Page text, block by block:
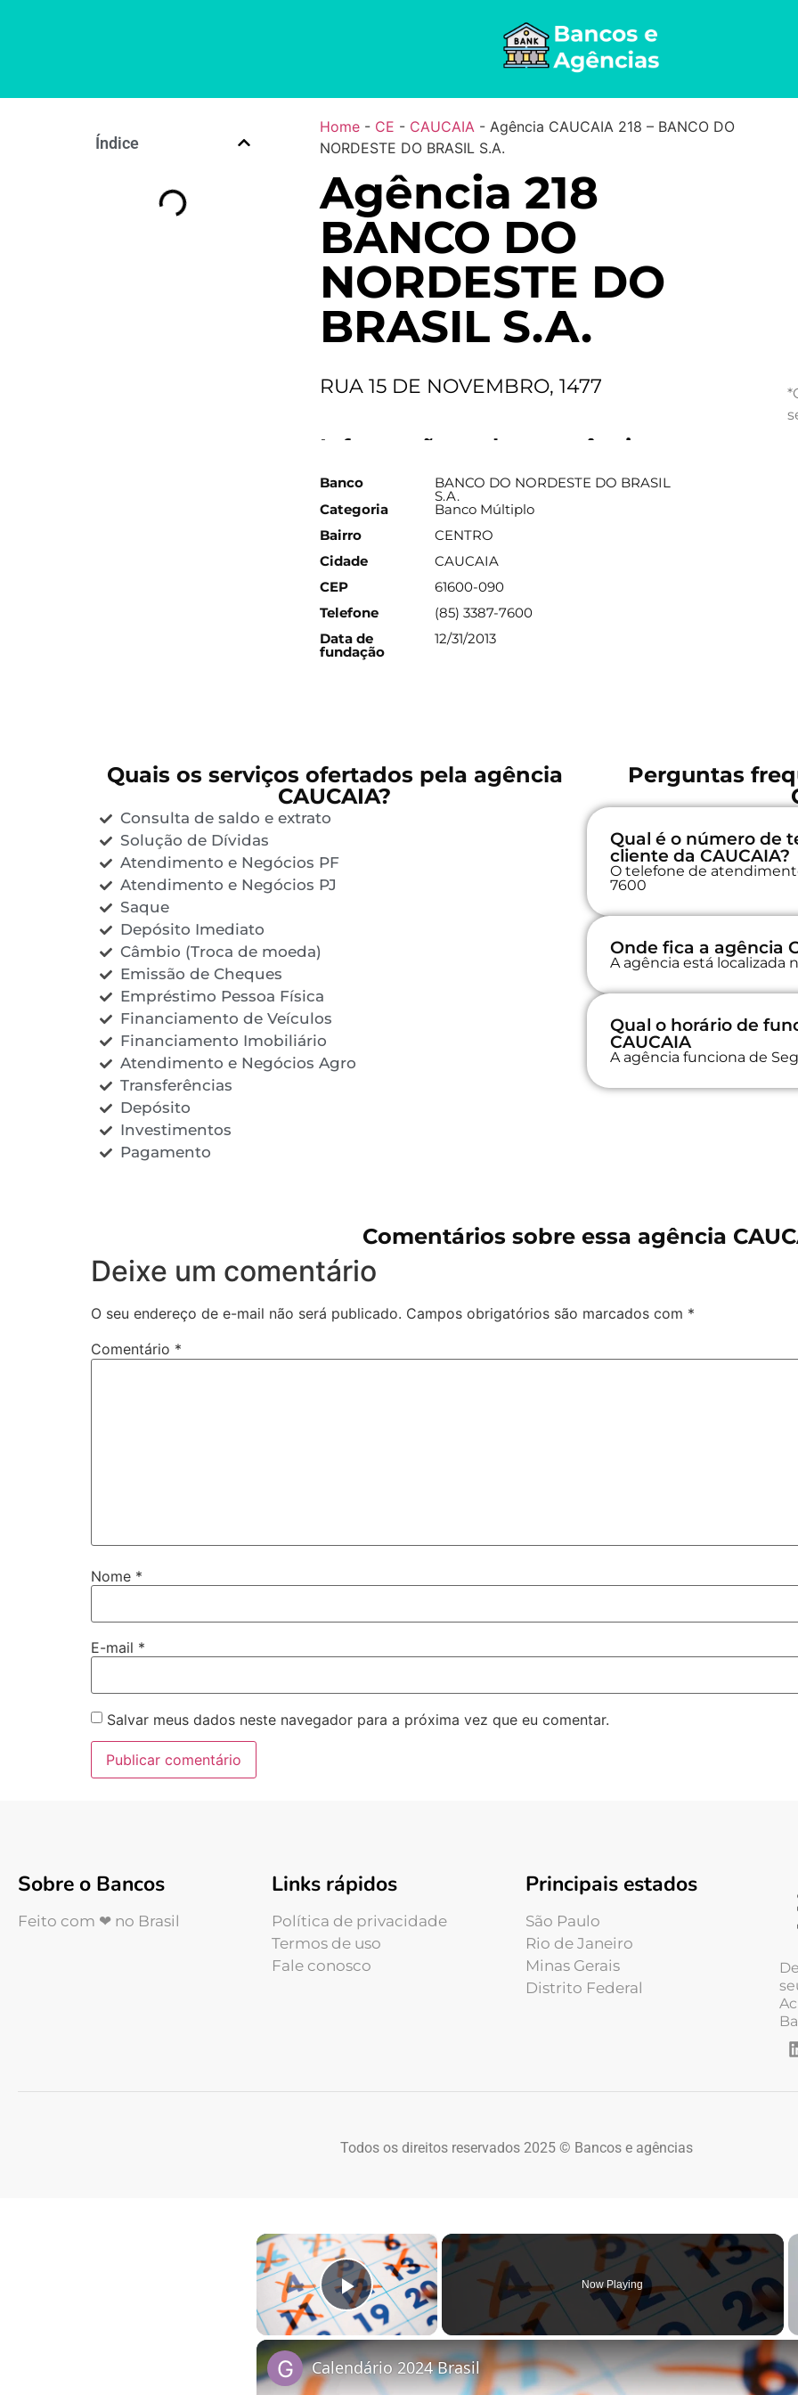
Índice
Home- CE - CAUCAIA - Agência CAUCAIA 218 – BANCO DO
NORDESTE DO BRASIL S.A.
Agência 218
BANCO DO
NORDESTE DO
BRASIL S.A.
RUA 15 DE NOVEMBRO, 1477
Informações sobre a agência
Banco BANCO DO NORDESTE DO BRASIL
S.A.
Categoria
Banco Múltiplo
Bairro
CENTRO
Cidade
CAUCAIA
CEP
61600-090
Telefone
(85) 3387-7600
Data de
fundação
12/31/2013
Quais os serviços ofertados pela agência
CAUCAIA?
Consulta de saldo e extrato
Solução de Dívidas
Atendimento e Negócios PF
Atendimento e Negócios PJ
Saque
Depósito Imediato
Câmbio (Troca de moeda)
Emissão de Cheques
Empréstimo Pessoa Física
Financiamento de Veículos
Financiamento Imobiliário
Atendimento e Negócios Agro
Transferências
Depósito
Investimentos
Pagamento
Perguntas
Qual é o número de
cliente da CAUCAIA?
O telefone de
7600
Onde fica a agência
A agência está localizada
Qual o horário de
CAUCAIA
A agência funciona de
Comentários sobre essa agência
Deixe um comentário
O seu endereço de e-mail não será publicado. Campos obrigatórios são marcados com *
Comentário *
Nome *
E-mail *
Salvar meus dados neste navegador para a próxima vez que eu comentar.
Sobre o Bancos
Feito com ❤ no Brasil
Links rápidos
Política de privacidade
Termos de uso
Fale conosco
Principais estados
São Paulo
Rio de Janeiro
Minas Gerais
Distrito Federal
Todos os direitos reservados 2025 © Bancos e agências
×
Play Video
Now Playing
Calendário 2024 Brasil